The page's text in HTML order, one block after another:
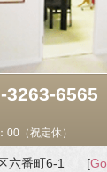
3263-6565
00（祝定休）
六番町6-1
[